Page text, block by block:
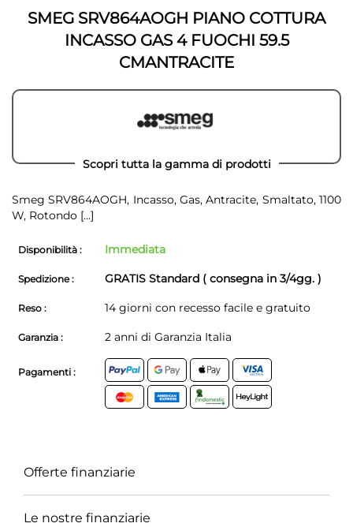
immagini
SMEG SRV864AOGH PIANO COTTURA
INCASSO GAS 4 FUOCHI 59.5
CMANTRACITE
Scopri tutta la gamma di prodotti
Smeg SRV864AOGH, Incasso, Gas, Antracite, Smaltato, 1100
W, Rotondo [...]
Disponibilità : Immediata
Spedizione : GRATIS Standard ( consegna in 3/4gg. )
Reso : 14 giorni con recesso facile e gratuito
Garanzia : 2 anni di Garanzia Italia
Pagamenti :
Offerte finanziarie
Le nostre finanziarie